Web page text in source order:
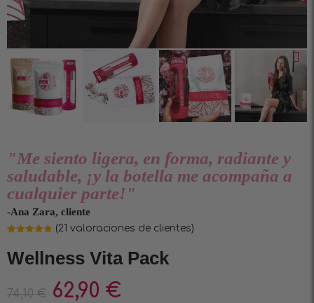
"Me siento ligera, en forma, radiante y
saludable, ¡y la botella me acompaña a
cualquier parte!"
-Ana Zara, cliente
sobre
5 basado
en
(21 valoraciones de clientes)
Wellness Vita Pack
74,10€ 62,90 €